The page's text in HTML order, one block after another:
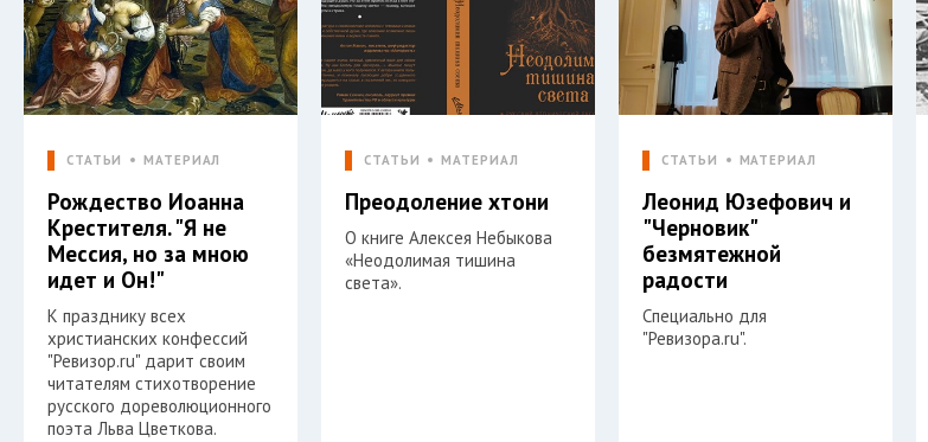
СТАТЬИ МАТЕРИАЛ
Рождество Иоанна
Крестителя. "Я не
Мессия, но за мною
идет и Он!"
К празднику всех
христианских конфессий
"Ревизор.ru" дарит своим
читателям стихотворение
русского дореволюционного
поэта Льва Цветкова.
СТАТЬИ МАТЕРИАЛ
Преодоление хтони
О книге Алексея Небыкова
«Неодолимая тишина
света».
СТАТЬИ МАТЕРИАЛ
Леонид Юзефович и
"Черновик"
безмятежной
радости
Специально для
"Ревизора.ru".